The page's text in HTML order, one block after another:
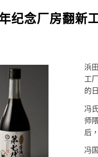
纪念厂房翻新
浜
工
的
冯
师
后
冯